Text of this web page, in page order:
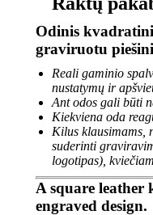
Odinis
graviruotu
Reali gaminio
nustatymų ir
Ant odos gali būti
Kiekviena oda
Kilus klausimams,
suderinti
logotipas),
A square leather
engraved design.